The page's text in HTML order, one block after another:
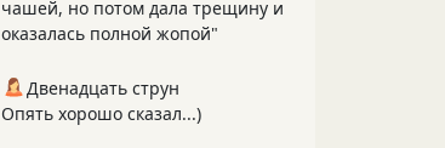
чашей, но потом дала трещину и
оказалась полной жопой"
Двенадцать струн
Опять хорошо сказал...)